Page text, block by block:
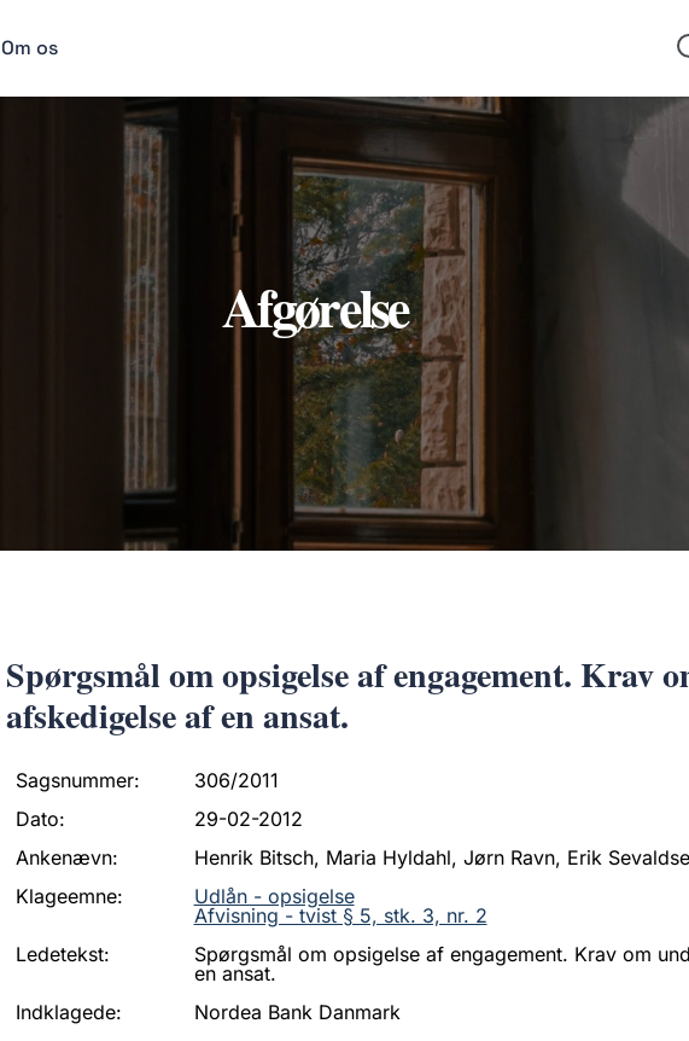
Om os
Afgørelse
Spørgsmål om opsigelse af engagement. Krav
afskedigelse af en ansat.
Sagsnummer:
306/2011
Dato:
29-02-2012
Ankenævn:
Henrik Bitsch, Maria Hyldahl, Jørn Ravn, Erik
Klageemne:
Udlån - opsigelse
Afvisning - tvist § 5, stk. 3, nr. 2
Ledetekst:
Spørgsmål om opsigelse af engagement. Krav om
en ansat.
Indklagede:
Nordea Bank Danmark